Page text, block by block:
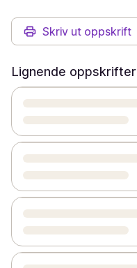
Skriv ut oppskrift
Lignende oppskrifter